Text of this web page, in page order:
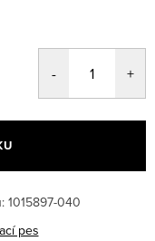
1015897-040
pes